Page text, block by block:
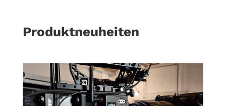
Produktneuheiten